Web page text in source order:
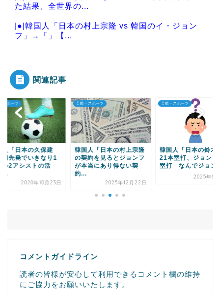
た結果、全世界の...
|●|韓国人「日本の村上宗隆 vs 韓国のイ・ジョン
フ」→「」【...
Powered by livedoor 相互RSS
関連記事
スポーツ
人「日本の久保建
初先発でいきなり1
ル2アシストの活
...
2020年10月23日
芸能・スポーツ
韓国人「日本の村上宗隆
の契約を見るとジョンフ
が本当にあり得ない契
約...
2025年12月22日
芸能・スポーツ
韓国人「日本の鈴木
21本塁打、ジョンフ
塁打 なんでジョン
2025年6
コメントガイドライン
読者の皆様が安心して利用できるコメント欄の維持
にご協力をお願いいたします。